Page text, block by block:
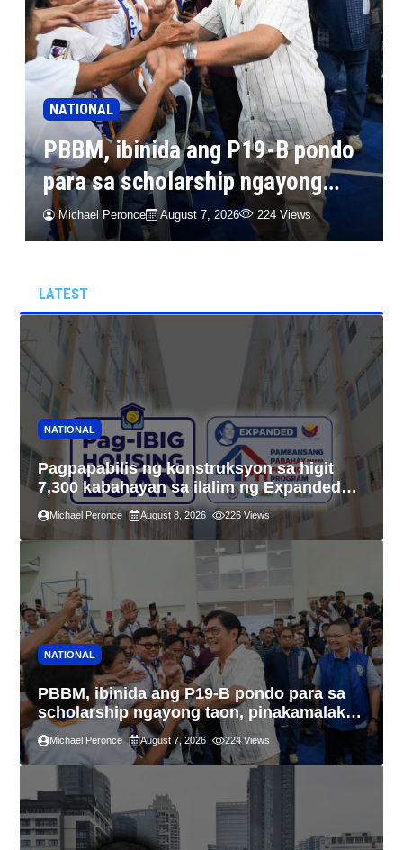
LATEST
NATIONAL
Pagpapabilis ng konstruksyon sa higit
7,300 kabahayan sa ilalim ng Expanded
4PH, posible na sa pagtutulungan ng Pag-
IBIG at P.A. Alvarez
Michael Peronce August 8, 2026 226 Views
NATIONAL
PBBM, ibinida ang P19-B pondo para sa
scholarship ngayong taon, pinakamalaki
sa kasaysayan ng TESDA
Michael Peronce August 7, 2026 224 Views
NATIONAL
PBBM, ibinida ang P19-B pondo
para sa scholarship ngayong
taon, pinakamalaki sa
kasaysayan ng TESDA
Michael Peronce August 7, 2026 224 Views